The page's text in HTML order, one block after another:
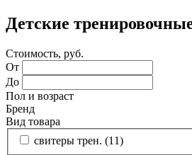
Детские
Стоимость, руб.
От
До
Пол и возраст
Бренд
Вид товара
свитеры трен. (11)